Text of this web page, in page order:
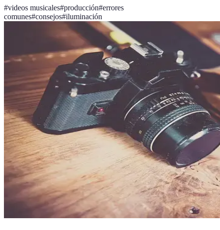
#videos musicales#producción#errores
comunes#consejos#iluminación